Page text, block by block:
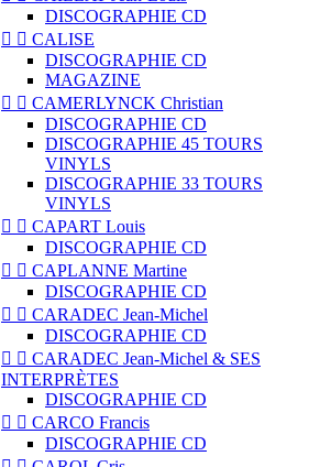
DISCOGRAPHIE CD
  CALISE
DISCOGRAPHIE CD
MAGAZINE
  CAMERLYNCK Christian
DISCOGRAPHIE CD
DISCOGRAPHIE 45 TOURS
VINYLS
DISCOGRAPHIE 33 TOURS
VINYLS
  CAPART Louis
DISCOGRAPHIE CD
  CAPLANNE Martine
DISCOGRAPHIE CD
  CARADEC Jean-Michel
DISCOGRAPHIE CD
  CARADEC Jean-Michel & SES
INTERPRÈTES
DISCOGRAPHIE CD
  CARCO Francis
DISCOGRAPHIE CD